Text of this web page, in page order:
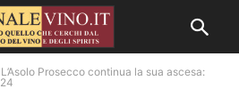
L’Asolo Prosecco continua la sua ascesa: